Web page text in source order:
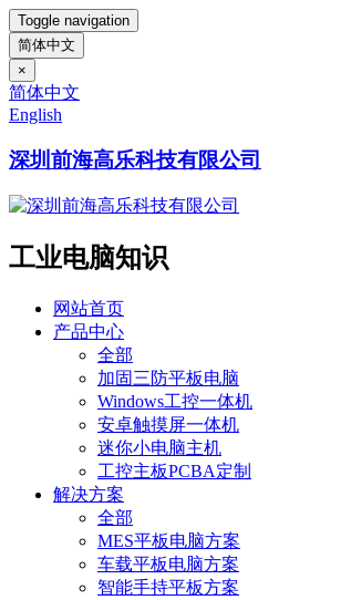
Toggle navigation
简体中文
×
简体中文
English
深圳前海高乐科技有限公司
工业电脑知识
网站首页
产品中心
全部
加固三防平板电脑
Windows工控一体机
安卓触摸屏一体机
迷你小电脑主机
工控主板PCBA定制
解决方案
全部
MES平板电脑方案
车载平板电脑方案
智能手持平板方案